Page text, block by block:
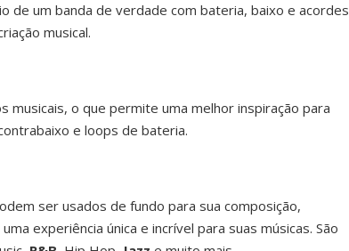
de um banda de verdade com bateria, baixo e acordes
musical.
o que permite uma melhor inspiração para
e loops de bateria.
ser usados de fundo para sua composição,
experiência única e incrível para suas músicas. São